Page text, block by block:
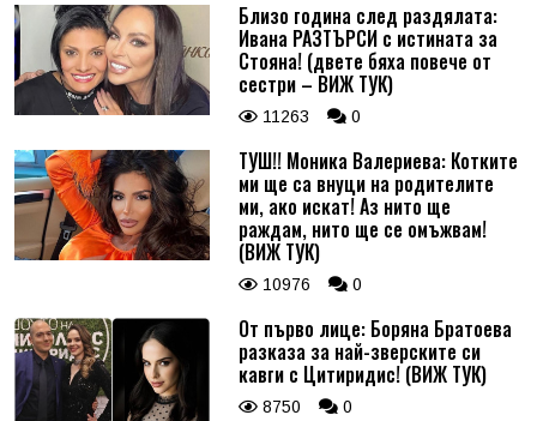
Близо година след раздялата:
Ивана РАЗТЪРСИ с истината за
Стояна! (двете бяха повече от
сестри – ВИЖ ТУК)
11263 0
ТУШ!! Моника Валериева: Котките
ми ще са внуци на родителите
ми, ако искат! Аз нито ще
раждам, нито ще се омъжвам!
(ВИЖ ТУК)
10976 0
От първо лице: Боряна Братоева
разказа за най-зверските си
кавги с Цитиридис! (ВИЖ ТУК)
8750 0